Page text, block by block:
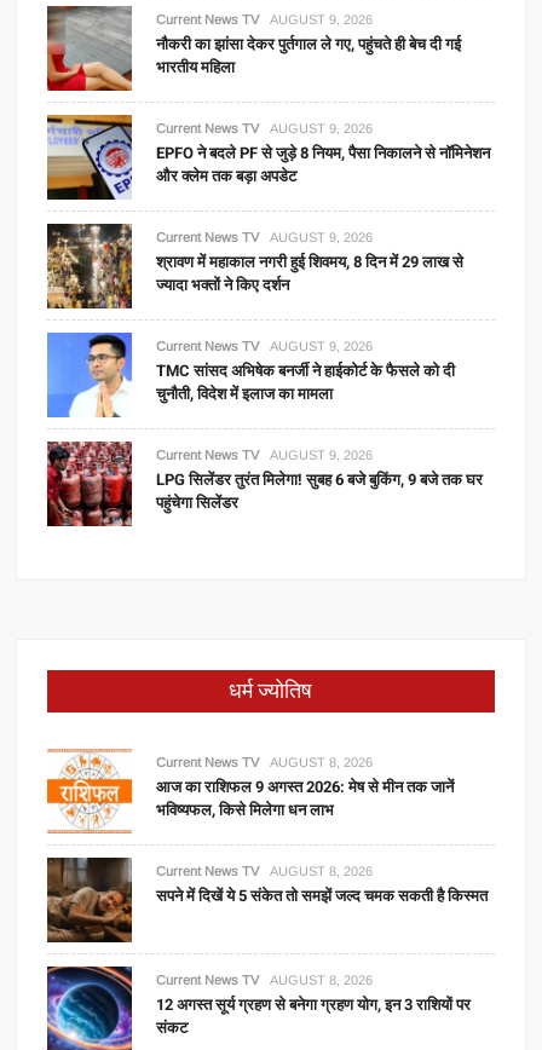
Current News TV AUGUST 9, 2026
नौकरी का झांसा देकर पुर्तगाल ले गए, पहुंचते ही बेच दी गई
भारतीय महिला
Current News TV AUGUST 9, 2026
EPFO ने बदले PF से जुड़े 8 नियम, पैसा निकालने से नॉमिनेशन
और क्लेम तक बड़ा अपडेट
Current News TV AUGUST 9, 2026
श्रावण में महाकाल नगरी हुई शिवमय, 8 दिन में 29 लाख से
ज्यादा भक्तों ने किए दर्शन
Current News TV AUGUST 9, 2026
TMC सांसद अभिषेक बनर्जी ने हाईकोर्ट के फैसले को दी
चुनौती, विदेश में इलाज का मामला
Current News TV AUGUST 9, 2026
LPG सिलेंडर तुरंत मिलेगा! सुबह 6 बजे बुकिंग, 9 बजे तक घर
पहुंचेगा सिलेंडर
धर्म ज्योतिष
Current News TV AUGUST 8, 2026
आज का राशिफल 9 अगस्त 2026: मेष से मीन तक जानें
भविष्यफल, किसे मिलेगा धन लाभ
Current News TV AUGUST 8, 2026
सपने में दिखें ये 5 संकेत तो समझें जल्द चमक सकती है किस्मत
Current News TV AUGUST 8, 2026
12 अगस्त सूर्य ग्रहण से बनेगा ग्रहण योग, इन 3 राशियों पर
संकट